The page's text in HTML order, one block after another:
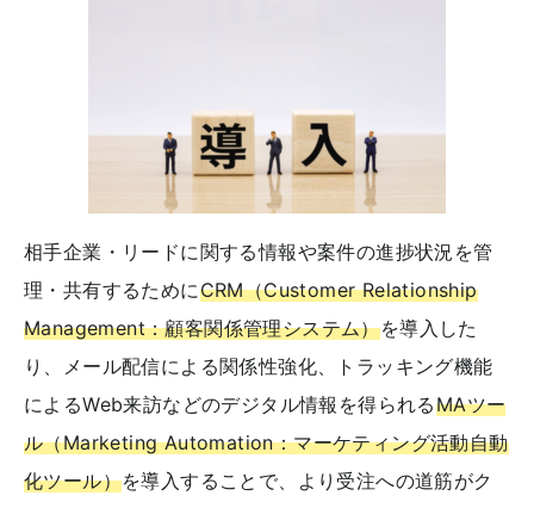
相手企業・リードに関する情報や案件の進捗状況を管
理・共有するためにCRM（Customer Relationship
Management：顧客関係管理システム）を導入した
り、メール配信による関係性強化、トラッキング機能
によるWeb来訪などのデジタル情報を得られるMAツー
ル（Marketing Automation：マーケティング活動自動
化ツール）を導入することで、より受注への道筋がク